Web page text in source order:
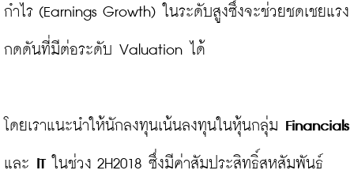
กำไร (Earnings Growth) ในระดับสูงซึ่งจะช่วยชดเชยแรง
กดดันที่มีต่อระดับ Valuation ได้
โดยเราแนะนำให้นักลงทุนเน้นลงทุนในหุ้นกลุ่ม Financials
และ IT ในช่วง 2H2018 ซึ่งมีค่าสัมประสิทธิ์สหสัมพันธ์